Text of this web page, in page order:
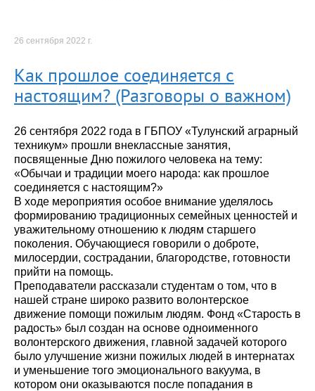
26 сентября 2022 г.
Как прошлое соединяется с
настоящим? (Разговоры о важном)
26 сентября 2022 года в ГБПОУ «Тулунский аграрный
техникум» прошли внеклассные занятия,
посвященные Дню пожилого человека на тему:
«Обычаи и традиции моего народа: как прошлое
соединяется с настоящим?»
В ходе мероприятия особое внимание уделялось
формированию традиционных семейных ценностей и
уважительному отношению к людям старшего
поколения. Обучающиеся говорили о доброте,
милосердии, сострадании, благородстве, готовности
прийти на помощь.
Преподаватели рассказали студентам о том, что в
нашей стране широко развито волонтерское
движение помощи пожилым людям. Фонд «Старость в
радость» был создан на основе одноименного
волонтерского движения, главной задачей которого
было улучшение жизни пожилых людей в интернатах
и уменьшение того эмоционального вакуума, в
котором они оказываются после попадания в